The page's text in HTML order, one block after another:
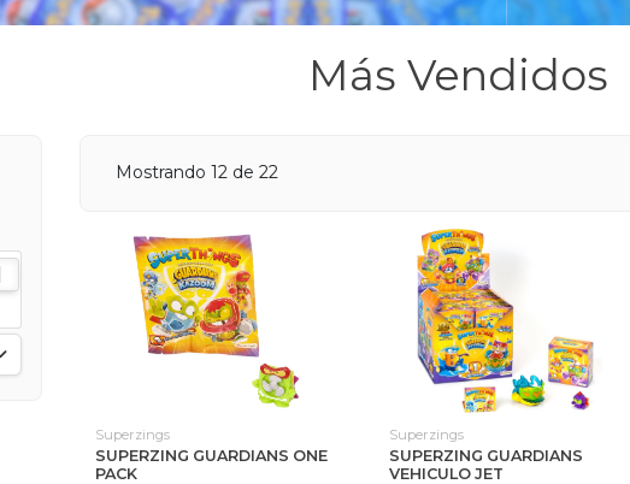
Más Vendidos
Mostrando 12 de 22
Superzings
SUPERZING GUARDIANS ONE
PACK
Superzings
SUPERZING GUARDIANS
VEHICULO JET